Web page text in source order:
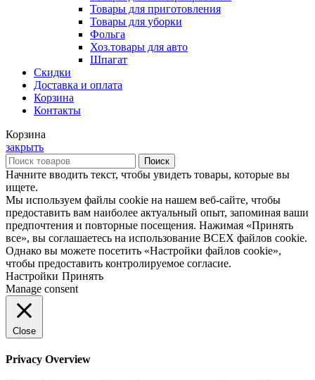
Товары для приготовления
Товары для уборки
Фольга
Хоз.товары для авто
Шпагат
Скидки
Доставка и оплата
Корзина
Контакты
Корзина
закрыть
Поиск
Начните вводить текст, чтобы увидеть товары, которые вы
ищете.
Мы используем файлы cookie на нашем веб-сайте, чтобы
предоставить вам наиболее актуальный опыт, запоминая ваши
предпочтения и повторные посещения. Нажимая «Принять
все», вы соглашаетесь на использование ВСЕХ файлов cookie.
Однако вы можете посетить «Настройки файлов cookie»,
чтобы предоставить контролируемое согласие.
Настройки Принять
Manage consent
Close
Privacy Overview